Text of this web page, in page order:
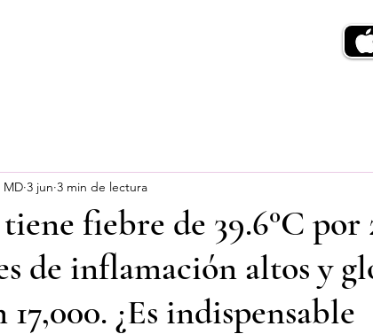
fiebre de 39.6°C por
de inflamación altos y
¿Es indispensable
MD 3 jun 3 min de lectura